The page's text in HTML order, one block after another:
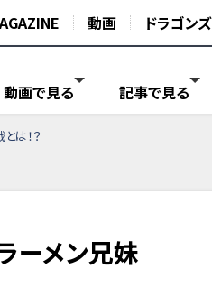
動画 ドラゴンズ
動画で見る 記事で見る
は！？
ーメン兄妹